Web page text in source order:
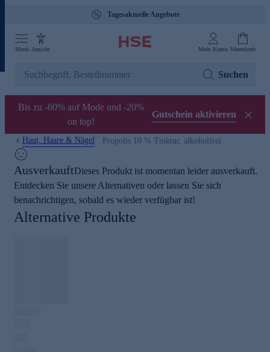
Tagesaktuelle Angebote
Menü Ansicht Mein Konto Warenkorb
Suchen
Bis zu -60% auf Mode und -20%
on top!
Gutschein aktivieren
Haut, Haare & Nägel Propolis 10 % Tinktur, alkoholfrei
AusverkauftDieses Produkt ist momentan leider ausverkauft.
Entdecken Sie unsere Alternativen oder lassen Sie sich
benachrichtigen, sobald es wieder verfügbar ist!
Alternative Produkte